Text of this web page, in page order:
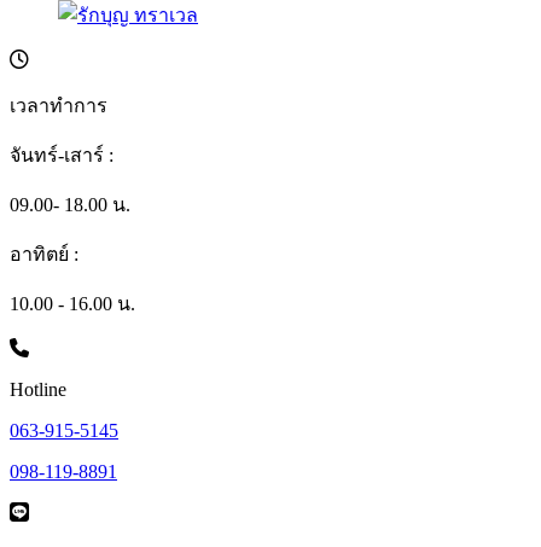
เวลาทำการ
จันทร์-เสาร์ :
09.00- 18.00 น.
อาทิตย์ :
10.00 - 16.00 น.
Hotline
063-915-5145
098-119-8891